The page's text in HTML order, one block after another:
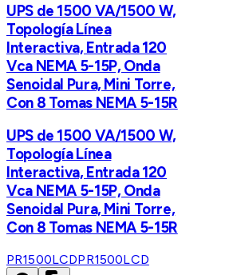
UPS de 1500 VA/1500 W,
Topología Línea
Interactiva, Entrada 120
Vca NEMA 5-15P, Onda
Senoidal Pura, Mini Torre,
Con 8 Tomas NEMA 5-15R
UPS de 1500 VA/1500 W,
Topología Línea
Interactiva, Entrada 120
Vca NEMA 5-15P, Onda
Senoidal Pura, Mini Torre,
Con 8 Tomas NEMA 5-15R
PR1500LCDPR1500LCD